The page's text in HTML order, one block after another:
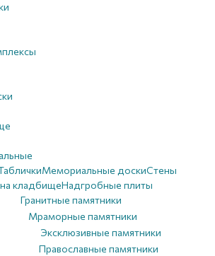
Мемориальные доскиСтены
кладбищеНадгробные плиты
Гранитные памятники
Мраморные памятники
Эксклюзивные памятники
Православные памятники